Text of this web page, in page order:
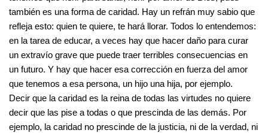
también es una forma de caridad. Hay un refrán muy sabio que
refleja esto: quien te quiere, te hará llorar. Todos lo entendemos:
en la tarea de educar, a veces hay que hacer daño para curar
un extravío grave que puede traer terribles consecuencias en
un futuro. Y hay que hacer esa corrección en fuerza del amor
que tenemos a esa persona, un hijo una hija, por ejemplo.
Decir que la caridad es la reina de todas las virtudes no quiere
decir que las pise a todas o que prescinda de las demás. Por
ejemplo, la caridad no prescinde de la justicia, ni de la verdad, ni